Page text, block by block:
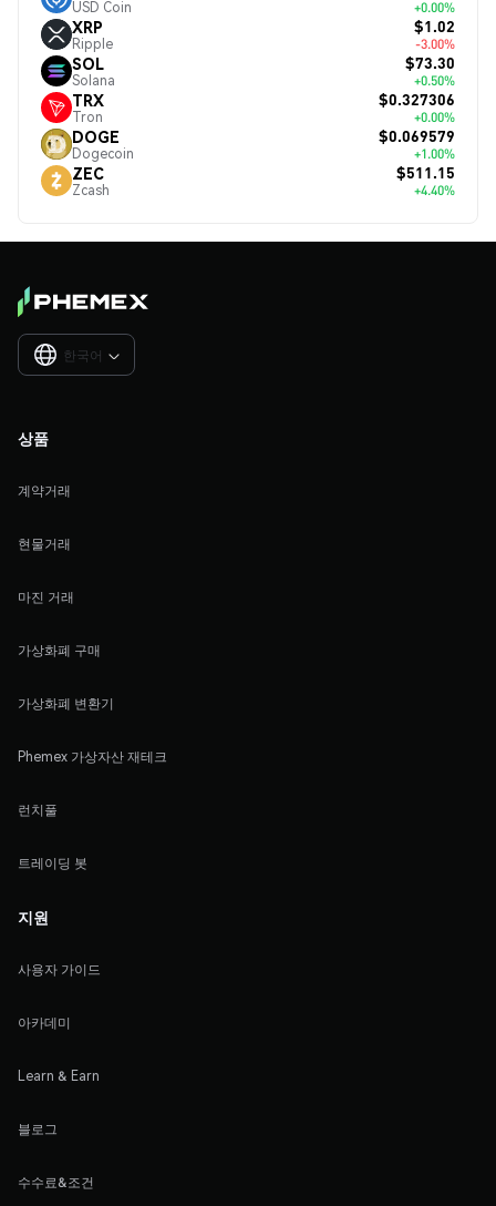
USD Coin +0.00%
XRP
Ripple
$1.02
-3.00%
SOL
Solana
$73.30
+0.50%
TRX
Tron
$0.327306
+0.00%
DOGE
Dogecoin
$0.069579
+1.00%
ZEC
Zcash
$511.15
+4.40%
한국어 
상품
계약거래
현물거래
마진 거래
가상화폐 구매
가상화폐 변환기
Phemex 가상자산 재테크
런치풀
트레이딩 봇
지원
사용자 가이드
아카데미
Learn & Earn
블로그
수수료&조건